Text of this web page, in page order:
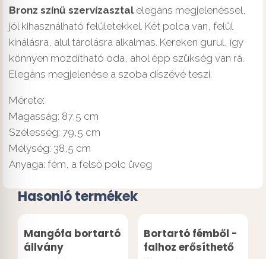
Bronz színű szervízasztalelegáns megjelenéssel,
jól kihasználható felületekkel. Két polca van, felül
kínálásra, alul tárolásra alkalmas. Kereken gurul, így
könnyen mozdítható oda, ahol épp szükség van rá.
Elegáns megjelenése a szoba díszévé teszi.
Mérete:
Magasság: 87,5 cm
Szélesség: 79,5 cm
Mélység: 38,5 cm
Anyaga: fém, a felső polc üveg
Hasonló termékek
Mangófa bortartó
állvány
Bortartó fémből -
falhoz erősíthető